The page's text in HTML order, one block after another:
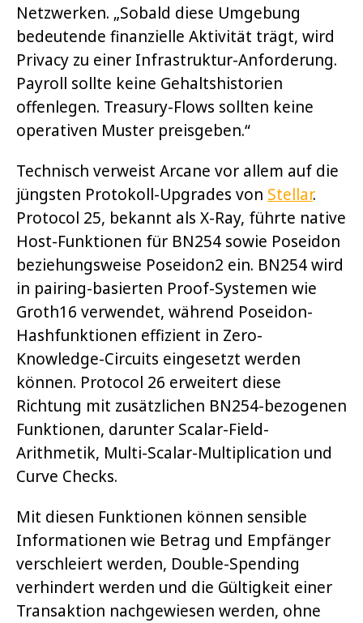
Netzwerken. „Sobald diese Umgebung
bedeutende finanzielle Aktivität trägt, wird
Privacy zu einer Infrastruktur-Anforderung.
Payroll sollte keine Gehaltshistorien
offenlegen. Treasury-Flows sollten keine
operativen Muster preisgeben.“
Technisch verweist Arcane vor allem auf die
jüngsten Protokoll-Upgrades von Stellar.
Protocol 25, bekannt als X-Ray, führte native
Host-Funktionen für BN254 sowie Poseidon
beziehungsweise Poseidon2 ein. BN254 wird
in pairing-basierten Proof-Systemen wie
Groth16 verwendet, während Poseidon-
Hashfunktionen effizient in Zero-
Knowledge-Circuits eingesetzt werden
können. Protocol 26 erweitert diese
Richtung mit zusätzlichen BN254-bezogenen
Funktionen, darunter Scalar-Field-
Arithmetik, Multi-Scalar-Multiplication und
Curve Checks.
Mit diesen Funktionen können sensible
Informationen wie Betrag und Empfänger
verschleiert werden, Double-Spending
verhindert werden und die Gültigkeit einer
Transaktion nachgewiesen werden, ohne